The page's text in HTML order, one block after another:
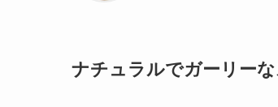
ナチュラルでガーリー